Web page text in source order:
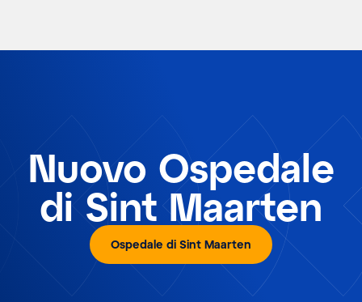
Nuovo Ospedale
di Sint Maarten
Ospedale di Sint Maarten